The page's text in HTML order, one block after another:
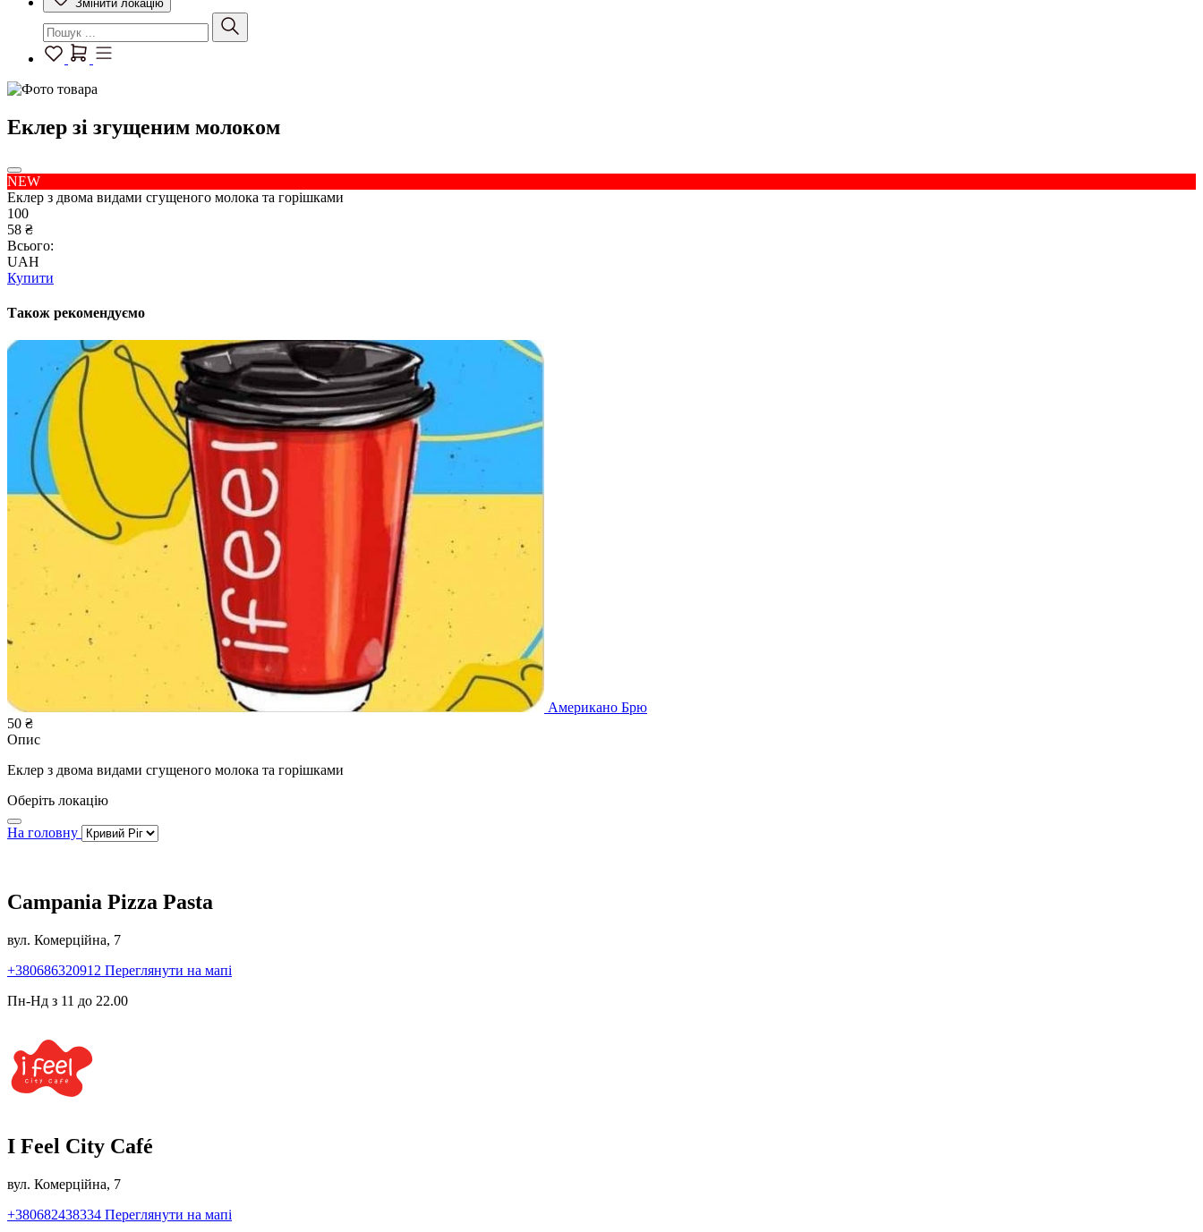
Змінити локацію
Еклер зі згущеним молоком
NEW
Еклер з двома видами сгущеного молока та горішками
100
58 ₴
Всього:
UAH
Купити
Також рекомендуємо
Американо Брю
50 ₴
Опис
Еклер з двома видами сгущеного молока та горішками
Оберіть локацію
На головну
Campania Pizza Pasta
вул. Комерційна, 7
+380686320912 Переглянути на мапі
Пн-Нд з 11 до 22.00
I Feel City Café
вул. Комерційна, 7
+380682438334 Переглянути на мапі